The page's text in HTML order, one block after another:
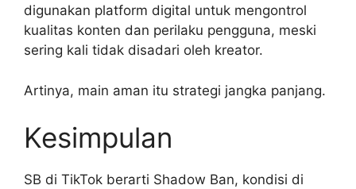
digunakan platform digital untuk mengontrol
kualitas konten dan perilaku pengguna, meski
sering kali tidak disadari oleh kreator.
Artinya, main aman itu strategi jangka panjang.
Kesimpulan
SB di TikTok berarti Shadow Ban, kondisi di